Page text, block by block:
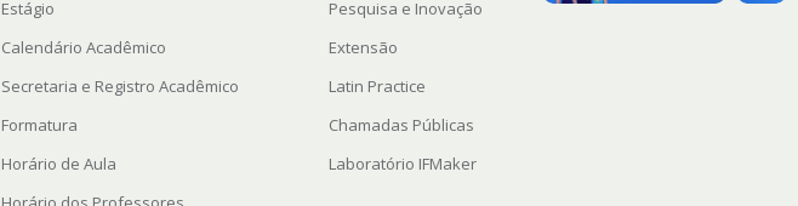
Estágio
Calendário Acadêmico
Secretaria e Registro Acadêmico
Formatura
Horário de Aula
Pesquisa e Inovação
Extensão
Latin Practice
Chamadas Públicas
Laboratório IFMaker